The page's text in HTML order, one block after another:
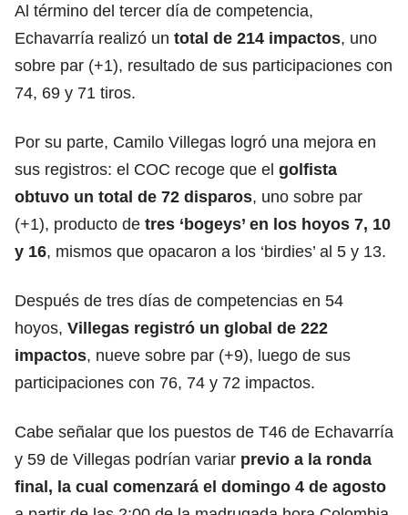
Al término del tercer día de competencia,
Echavarría realizó un total de 214 impactos, uno
sobre par (+1), resultado de sus participaciones con
74, 69 y 71 tiros.
Por su parte, Camilo Villegas logró una mejora en
sus registros: el COC recoge que el golfista
obtuvo un total de 72 disparos, uno sobre par
(+1), producto de tres ‘bogeys’ en los hoyos 7, 10
y 16, mismos que opacaron a los ‘birdies’ al 5 y 13.
Después de tres días de competencias en 54
hoyos, Villegas registró un global de 222
impactos, nueve sobre par (+9), luego de sus
participaciones con 76, 74 y 72 impactos.
Cabe señalar que los puestos de T46 de Echavarría
y 59 de Villegas podrían variar previo a la ronda
final, la cual comenzará el domingo 4 de agosto